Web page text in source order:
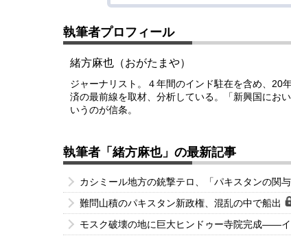
執筆者プロフィール
緒方麻也（おがたまや）
ジャーナリスト。４年間のインド駐在を含め、20
済の最前線を取材、分析している。「新興国にお
いうのが信条。
執筆者「緒方麻也」の最新記事
カシミール地方の銃撃テロ、「パキスタンの関
難問山積のパキスタン新政権、混乱の中で船出
モスク破壊の地に巨大ヒンドゥー寺院完成――